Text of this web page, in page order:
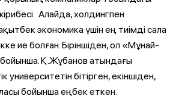
Алайда, холдингпен
экономика үшін ең тиімді сала
ие болған. Біріншіден, ол «Мұнай-
бойынша. Қ.Жұбанов атындағы
бітірген, екіншіден,
бойынша еңбек еткен.